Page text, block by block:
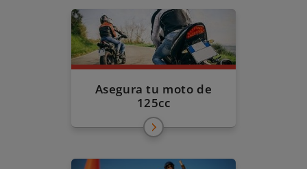
Asegura tu moto de
125cc